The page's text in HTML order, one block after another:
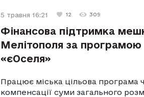
5 травня 16:21 12 309
Фінансова підтримка
Мелітополя за програмою
«єОселя»
Працює міська цільова програма
компенсації суми загального